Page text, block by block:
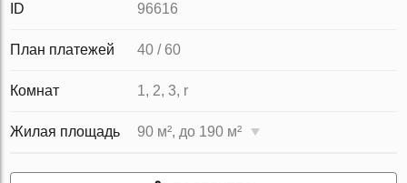
ID 96616
План платежей 40 / 60
Комнат 1, 2, 3, r
Жилая площадь 90 м², до 190 м²